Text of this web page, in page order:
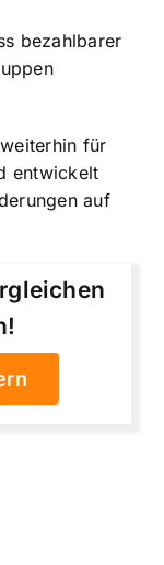
bezahlbarer
für
entwickelt
auf